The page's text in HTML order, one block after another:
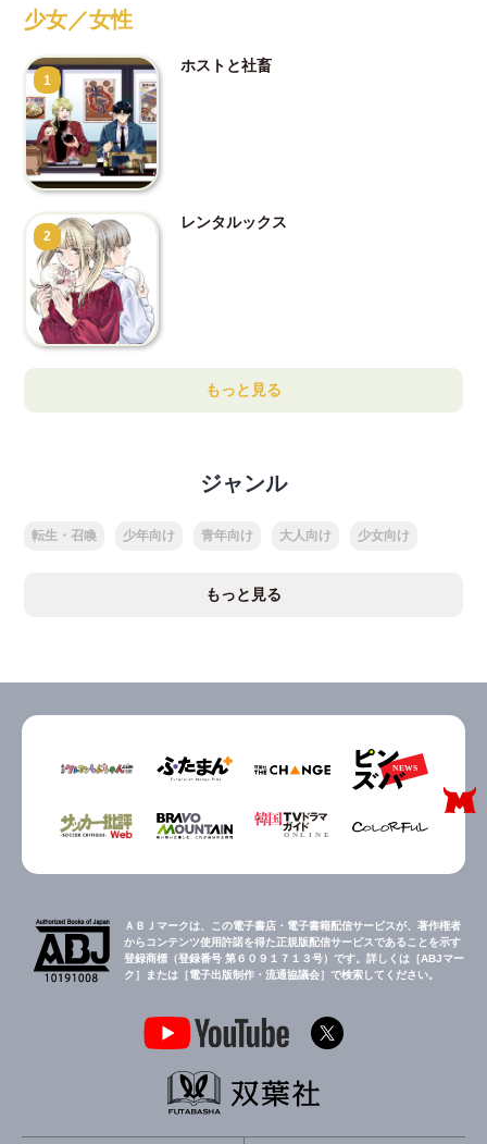
少女／女性
1
ホストと社畜
2
レンタルックス
もっと見る
ジャンル
転生・召喚 少年向け 青年向け 大人向け 少女向け
もっと見る
ＡＢＪマークは、この電子書店・電子書籍配信サービスが、著作権者
からコンテンツ使用許諾を得た正規版配信サービスであることを示す
登録商標（登録番号 第６０９１７１３号）です。詳しくは［ABJマー
ク］または［電子出版制作・流通協議会］で検索してください。